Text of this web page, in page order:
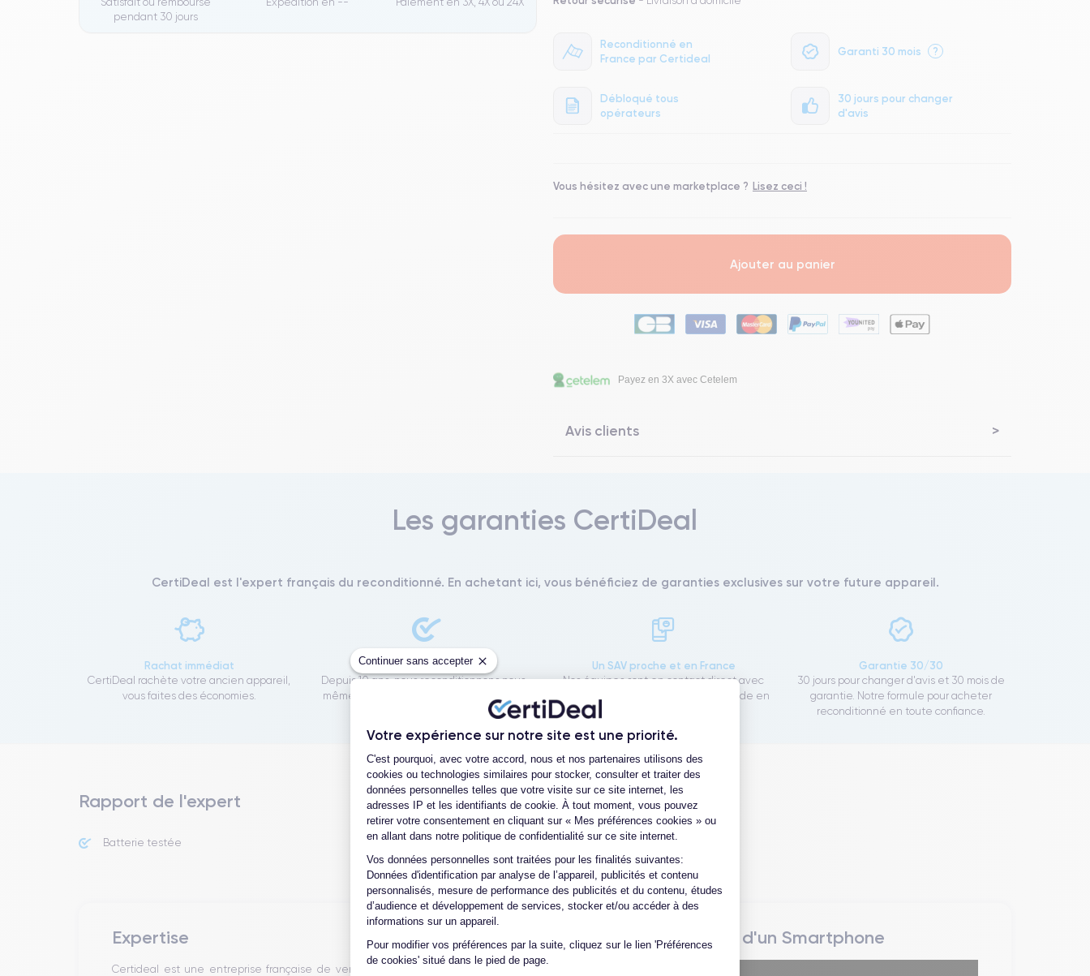
Continuer sans accepter
Votre expérience sur notre site est une priorité.
Plateforme de Gestion du Consentement : Personnalisez vos Options
C'est pourquoi, avec votre accord, nous et nos partenaires utilisons des
cookies ou technologies similaires pour stocker, consulter et traiter des
données personnelles telles que votre visite sur ce site internet, les
adresses IP et les identifiants de cookie. À tout moment, vous pouvez
retirer votre consentement en cliquant sur « Mes préférences cookies » ou
en allant dans notre politique de confidentialité sur ce site internet.
Vos données personnelles sont traitées pour les finalités suivantes:
Données d'identification par analyse de l’appareil, publicités et contenu
personnalisés, mesure de performance des publicités et du contenu, études
d’audience et développement de services, stocker et/ou accéder à des
informations sur un appareil.
Pour modifier vos préférences par la suite, cliquez sur le lien 'Préférences
de cookies' situé dans le pied de page.
Axeptio consent
pendant 30 jours
Reconditionné en
France par Certideal
Garanti 30 mois ?
Débloqué tous
opérateurs
30 jours pour changer
d'avis
Vous hésitez avec une marketplace ? Lisez ceci !
Ajouter au panier
Payez en 3X avec Cetelem
Avis clients
Les garanties CertiDeal
CertiDeal est l'expert français du reconditionné. En achetant ici, vous bénéficiez de garanties exclusives sur votre future appareil.
Rachat immédiat
CertiDeal rachète votre ancien appareil,
vous faites des économies.
L'expert du reconditionné
Depuis 10 ans, nous reconditionnons nous-
même tous nos produits pour un maximum
Un SAV proche et en France
Nos équipes sont en contact direct avec
notre atelier pour une résolution rapide en
Garantie 30/30
30 jours pour changer d'avis et 30 mois de
garantie. Notre formule pour acheter
reconditionné en toute confiance.
Rapport de l'expert
Batterie testée
Expertise
Certideal est une entreprise française de vente et de reconditionnement de téléphones
Parcours d'un Smartphone